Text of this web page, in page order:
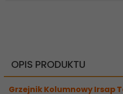
OPIS PRODUKTU
Grzejnik Kolumnowy Irsap